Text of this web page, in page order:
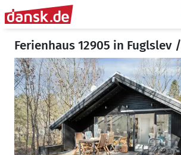
Ferienhaus 12905 in Fuglslev